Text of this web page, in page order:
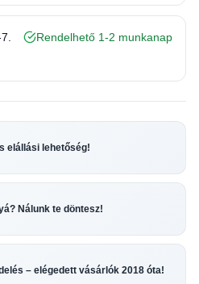
Rendelhető 1-2 munkanap
elállási lehetőség!
Nálunk te döntesz!
– elégedett vásárlók 2018 óta!